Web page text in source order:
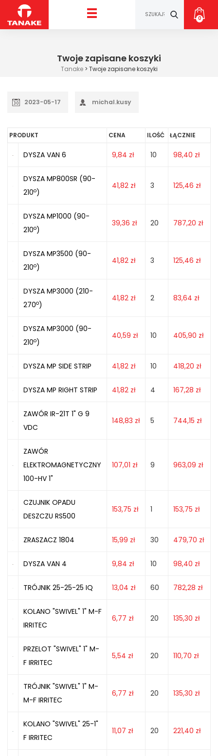
0
Twoje zapisane koszyki
Tanake> Twoje zapisane koszyki
2023-05-17 michal.kusy
PRODUKT CENA ILOŚĆ ŁĄCZNIE
DYSZA VAN 6 9,84 zł 10 98,40 zł
DYSZA MP800SR (90-
210o)
41,82 zł 3 125,46 zł
DYSZA MP1000 (90-
210o)
39,36 zł 20 787,20 zł
DYSZA MP3500 (90-
210o)
41,82 zł 3 125,46 zł
DYSZA MP3000 (210-
270o)
41,82 zł 2 83,64 zł
DYSZA MP3000 (90-
210o)
40,59 zł 10 405,90 zł
DYSZA MP SIDE STRIP 41,82 zł 10 418,20 zł
DYSZA MP RIGHT STRIP 41,82 zł 4 167,28 zł
ZAWÓR IR-21T 1" G 9
VDC
148,83 zł 5 744,15 zł
ZAWÓR
ELEKTROMAGNETYCZNY
100-HV 1"
107,01 zł 9 963,09 zł
CZUJNIK OPADU
DESZCZU RS500
153,75 zł 1 153,75 zł
ZRASZACZ 1804 15,99 zł 30 479,70 zł
DYSZA VAN 4 9,84 zł 10 98,40 zł
TRÓJNIK 25-25-25 IQ 13,04 zł 60 782,28 zł
KOLANO "SWIVEL" 1" M-F
IRRITEC
6,77 zł 20 135,30 zł
PRZELOT "SWIVEL" 1" M-
F IRRITEC
5,54 zł 20 110,70 zł
TRÓJNIK "SWIVEL" 1" M-
M-F IRRITEC
6,77 zł 20 135,30 zł
KOLANO "SWIVEL" 25-1"
F IRRITEC
11,07 zł 20 221,40 zł